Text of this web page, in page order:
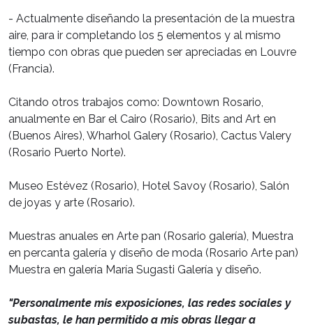
- Actualmente diseñando la presentación de la muestra
aire, para ir completando los 5 elementos y al mismo
tiempo con obras que pueden ser apreciadas en Louvre
(Francia).
Citando otros trabajos como: Downtown Rosario,
anualmente en Bar el Cairo (Rosario), Bits and Art en
(Buenos Aires), Wharhol Galery (Rosario), Cactus Valery
(Rosario Puerto Norte).
Museo Estévez (Rosario), Hotel Savoy (Rosario), Salón
de joyas y arte (Rosario).
Muestras anuales en Arte pan (Rosario galería), Muestra
en percanta galería y diseño de moda (Rosario Arte pan)
Muestra en galería María Sugasti Galería y diseño.
"Personalmente mis exposiciones, las redes sociales y
subastas, le han permitido a mis obras llegar a